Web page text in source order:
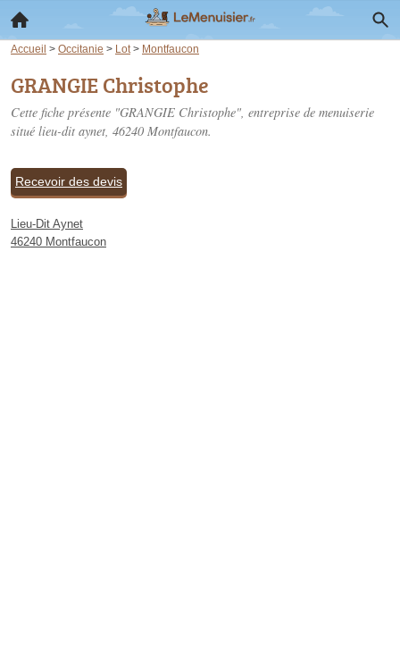
Accueil > Occitanie > Lot > Montfaucon
GRANGIE Christophe
Cette fiche présente "GRANGIE Christophe", entreprise de menuiserie
situé lieu-dit aynet, 46240 Montfaucon.
Recevoir des devis
Lieu-Dit Aynet
46240 Montfaucon